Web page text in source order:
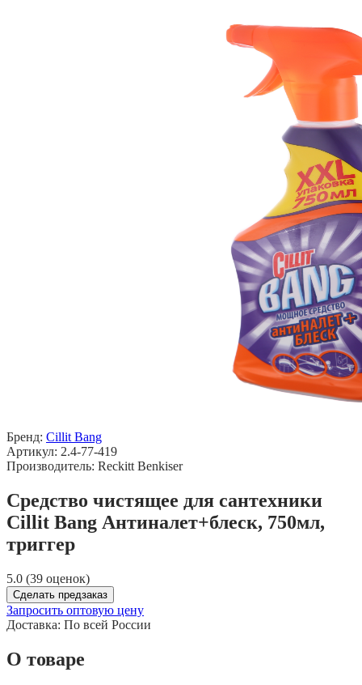
Бренд: Cillit Bang
Артикул: 2.4-77-419
Производитель: Reckitt Benkiser
Средство чистящее для сантехники
Cillit Bang Антиналет+блеск, 750мл,
триггер
5.0 (39 оценок)
Сделать предзаказ
Запросить оптовую цену
Доставка: По всей России
О товаре